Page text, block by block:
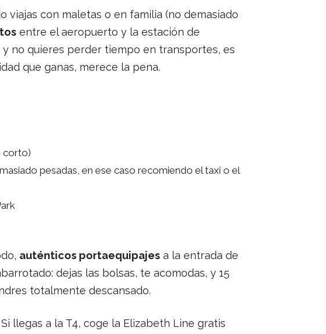
viajas con maletas o en familia (no demasiado
entre el aeropuerto y la estación de
no quieres perder tiempo en transportes, es
que ganas, merece la pena.
corto)
pesadas, en ese caso recomiendo el taxi o el
auténticos portaequipajes a la entrada de
dejas las bolsas, te acomodas, y 15
totalmente descansado.
llegas a la T4, coge la Elizabeth Line gratis